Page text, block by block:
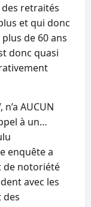
retraités
et qui donc
de 60 ans
donc quasi
AUCUN
à un…
enquête a
de notoriété
avec les
des